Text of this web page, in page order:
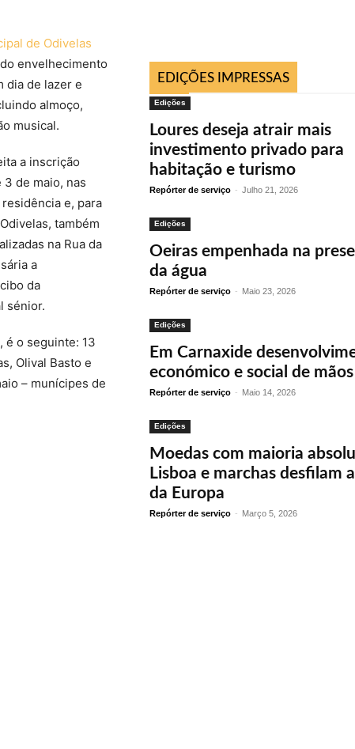
de Odivelas
envelhecimento
dia de lazer e
almoço,
musical.
a inscrição
de maio, nas
e, para
também
na Rua da
a
da
sénior.
é o seguinte: 13
Olival Basto e
– munícipes de
EDIÇÕES IMPRESSAS
Edições
Loures deseja atrair mais
investimento privado para
habitação e turismo
Repórter de serviço - Julho 21, 2026
Edições
Oeiras empenhada na
da água
Repórter de serviço - Maio 23, 2026
Edições
Em Carnaxide
económico e social de
Repórter de serviço - Maio 14, 2026
Edições
Moedas com maioria
Lisboa e marchas desfilam
da Europa
Repórter de serviço - Março 5, 2026